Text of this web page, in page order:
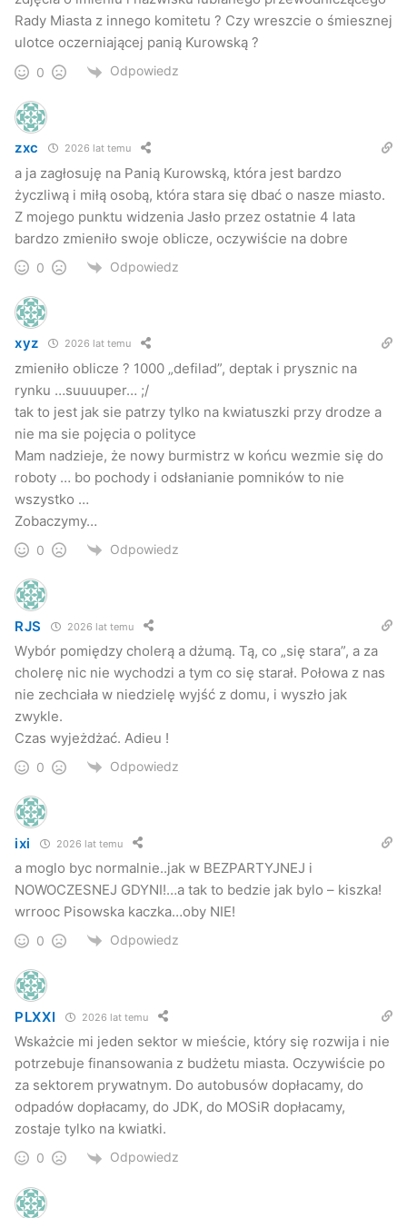
Rady Miasta z innego komitetu ? Czy wreszcie o śmiesznej
ulotce oczerniającej panią Kurowską ?
0 Odpowiedz
zxc 2026 lat temu
a ja zagłosuję na Panią Kurowską, która jest bardzo
życzliwą i miłą osobą, która stara się dbać o nasze miasto.
Z mojego punktu widzenia Jasło przez ostatnie 4 lata
bardzo zmieniło swoje oblicze, oczywiście na dobre
0 Odpowiedz
xyz 2026 lat temu
zmieniło oblicze ? 1000 „defilad”, deptak i prysznic na
rynku …suuuuper… ;/
tak to jest jak sie patrzy tylko na kwiatuszki przy drodze a
nie ma sie pojęcia o polityce
Mam nadzieje, że nowy burmistrz w końcu wezmie się do
roboty … bo pochody i odsłanianie pomników to nie
wszystko …
Zobaczymy…
0 Odpowiedz
RJS 2026 lat temu
Wybór pomiędzy cholerą a dżumą. Tą, co „się stara”, a za
cholerę nic nie wychodzi a tym co się starał. Połowa z nas
nie zechciała w niedzielę wyjść z domu, i wyszło jak
zwykle.
Czas wyjeżdżać. Adieu !
0 Odpowiedz
ixi 2026 lat temu
a moglo byc normalnie..jak w BEZPARTYJNEJ i
NOWOCZESNEJ GDYNI!…a tak to bedzie jak bylo – kiszka!
wrrooc Pisowska kaczka…oby NIE!
0 Odpowiedz
PLXXI 2026 lat temu
Wskażcie mi jeden sektor w mieście, który się rozwija i nie
potrzebuje finansowania z budżetu miasta. Oczywiście po
za sektorem prywatnym. Do autobusów dopłacamy, do
odpadów dopłacamy, do JDK, do MOSiR dopłacamy,
zostaje tylko na kwiatki.
0 Odpowiedz